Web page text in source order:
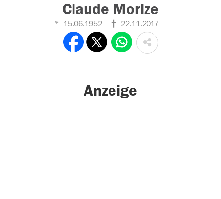
Claude Morize
15.06.1952 22.11.2017
Anzeige